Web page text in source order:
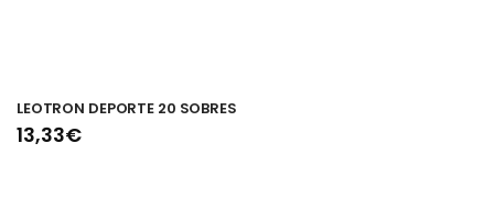
LEOTRON DEPORTE 20 SOBRES
13,33€